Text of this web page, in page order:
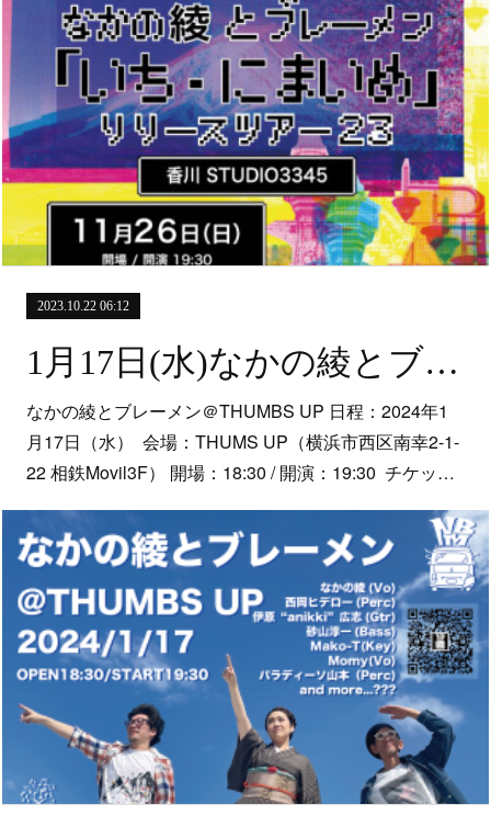
2023.10.22 06:12
1月17日(水)なかの綾とブレーメン＠THUMBS UP
なかの綾とブレーメン＠THUMBS UP 日程：2024年1
月17日（水） 会場：THUMS UP（横浜市西区南幸2-1-
22 相鉄Movil3F） 開場：18:30 / 開演：19:30 チケッ…